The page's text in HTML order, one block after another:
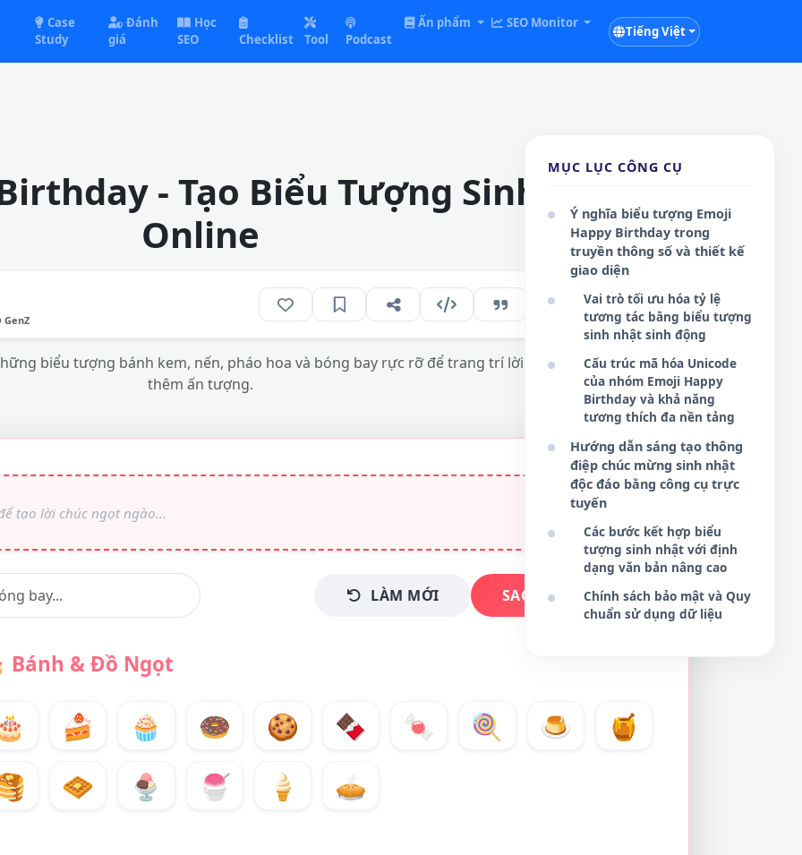
Case
Study
Đánh
giá
Học
SEO
Checklist Tool Podcast
Ấn phẩm SEO Monitor
Tiếng Việt
- Tạo Biểu Tượng Sinh Nhật
Online
VI 179
biểu tượng bánh kem, nến, pháo hoa và bóng bay rực rỡ để trang trí lời chúc mừng sinh nhật
thêm ấn tượng.
LÀM MỚI SAO CHÉP NGAY
Bánh & Đồ Ngọt
🍰 🧁 🍩 🍪 🍫 🍬 🍭 🍮
🍯
🧇 🍨 🍧 🍦 🥧
MỤC LỤC CÔNG CỤ
Ý nghĩa biểu tượng Emoji
Happy Birthday trong
truyền thông số và thiết kế
giao diện
Vai trò tối ưu hóa tỷ lệ
tương tác bằng biểu tượng
sinh nhật sinh động
Cấu trúc mã hóa Unicode
của nhóm Emoji Happy
Birthday và khả năng
tương thích đa nền tảng
Hướng dẫn sáng tạo thông
điệp chúc mừng sinh nhật
độc đáo bằng công cụ trực
tuyến
Các bước kết hợp biểu
tượng sinh nhật với định
dạng văn bản nâng cao
Chính sách bảo mật và Quy
chuẩn sử dụng dữ liệu